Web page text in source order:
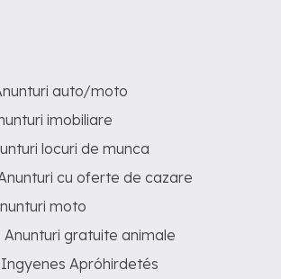
auto/moto
imobiliare
locuri de munca
cu oferte de cazare
moto
Anunturi gratuite animale
Apróhirdetés